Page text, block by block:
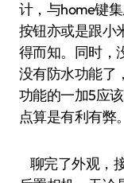
计，与home键
按钮亦或是跟小
得而知。同时，
没有防水功能了
功能的一加5应
点算是有利有弊。
聊完了外观，